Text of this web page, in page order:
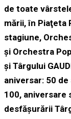
de toate
mării, în Piaţeta
stagiune,
şi Orchestra
şi Târgului
aniversar: 50 de
100, aniversare
desfăşurării